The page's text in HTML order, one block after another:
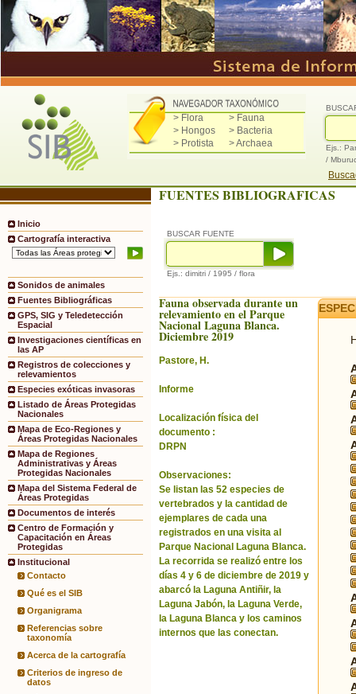
> Flora
> Fauna
> Hongos
> Bacteria
> Protista
> Archaea
Ejs.:
/
Inicio
Cartografía interactiva
Sonidos de animales
Fuentes Bibliográficas
GPS, SIG y Teledetección
Espacial
Investigaciones científicas en
las AP
Registros de colecciones y
relevamientos
Especies exóticas invasoras
Listado de Áreas Protegidas
Nacionales
Mapa de Eco-Regiones y
Áreas Protegidas Nacionales
Mapa de Regiones
Administrativas y Áreas
Protegidas Nacionales
Mapa del Sistema Federal de
Áreas Protegidas
Documentos de interés
Centro de Formación y
Capacitación en Áreas
Protegidas
Institucional
Contacto
Qué es el SIB
Organigrama
Referencias sobre
taxonomía
Acerca de la cartografía
Criterios de ingreso de
datos
FUENTES BIBLIOGRAFICAS
BUSCAR FUENTE
Ejs.: dimitri / 1995 / flora
Fauna observada durante un
relevamiento en el Parque
Nacional Laguna Blanca.
Diciembre 2019
Pastore, H.
Informe
Localización física del
documento :
DRPN
Observaciones:
Se listan las 52 especies de
vertebrados y la cantidad de
ejemplares de cada una
registrados en una visita al
Parque Nacional Laguna Blanca.
La recorrida se realizó entre los
días 4 y 6 de diciembre de 2019 y
abarcó la Laguna Antiñir, la
Laguna Jabón, la Laguna Verde,
la Laguna Blanca y los caminos
internos que las conectan.